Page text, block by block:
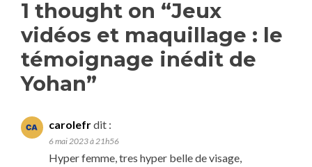
1 thought on “Jeux
vidéos et maquillage : le
témoignage inédit de
Yohan”
carolefrdit :
6 mai 2023 à 21h56
Hyper femme, tres hyper belle de visage,